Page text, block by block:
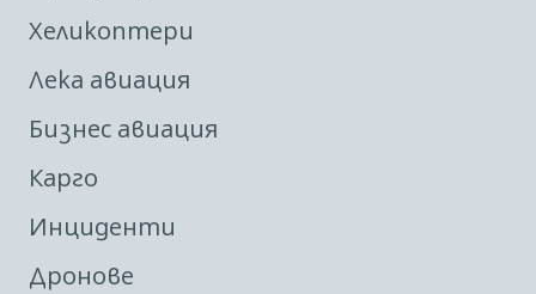
Хеликоптери
Лека авиация
Бизнес авиация
Карго
Инциденти
Дронове